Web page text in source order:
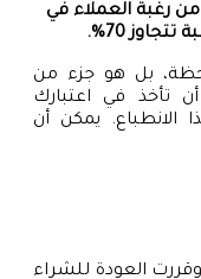
من رغبة العملاء في
70%.
بل هو جزء من
تأخذ في اعتبارك
يمكن أن
العودة للشراء